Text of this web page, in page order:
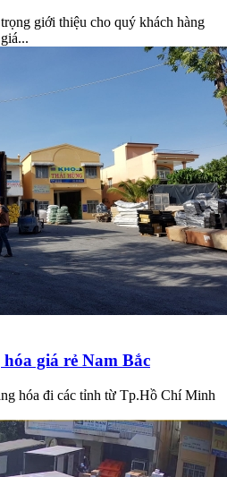
giới thiệu cho quý khách hàng
giá rẻ Nam Bắc
hóa đi các tỉnh từ Tp.Hồ Chí Minh